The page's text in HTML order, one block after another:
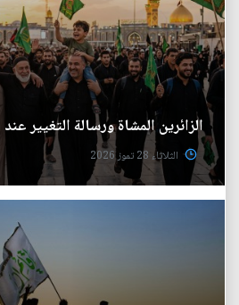
الزائرين المشاة ورسالة التغيير
الثلاثاء 28 تموز 2026